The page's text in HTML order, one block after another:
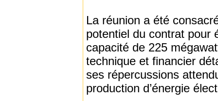
La réunion a été
potentiel du contrat pour
capacité de 225
technique et financier
ses répercussions
production d’énergie